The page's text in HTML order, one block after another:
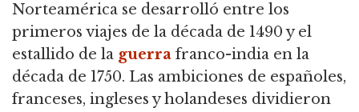
Norteamérica se desarrolló entre los
primeros viajes de la década de 1490 y el
estallido de la guerra franco-india en la
década de 1750. Las ambiciones de españoles,
franceses, ingleses y holandeses dividieron